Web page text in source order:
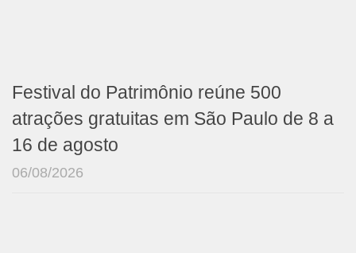
Festival do Patrimônio reúne 500
atrações gratuitas em São Paulo de 8 a
16 de agosto
06/08/2026